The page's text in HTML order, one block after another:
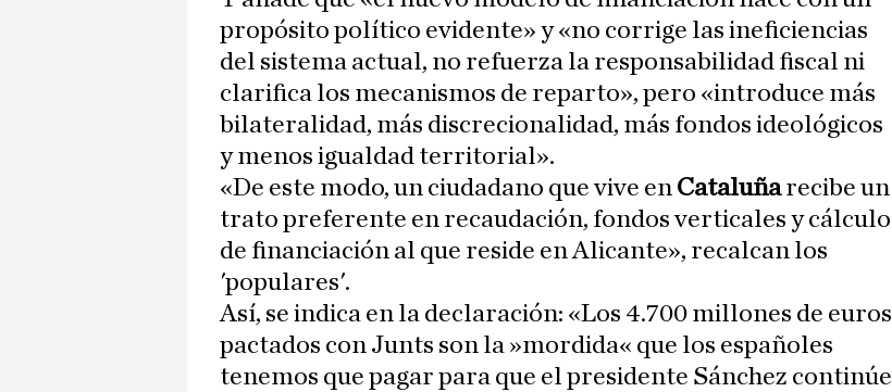
propósito político evidente» y «no corrige las ineficiencias
del sistema actual, no refuerza la responsabilidad fiscal ni
clarifica los mecanismos de reparto», pero «introduce más
bilateralidad, más discrecionalidad, más fondos ideológicos
y menos igualdad territorial».
«De este modo, un ciudadano que vive en Cataluñarecibe un
trato preferente en recaudación, fondos verticales y cálculo
de financiación al que reside en Alicante», recalcan los
'populares'.
Así, se indica en la declaración: «Los 4.700 millones de euros
pactados con Junts son la »mordida« que los españoles
tenemos que pagar para que el presidente Sánchez continúe